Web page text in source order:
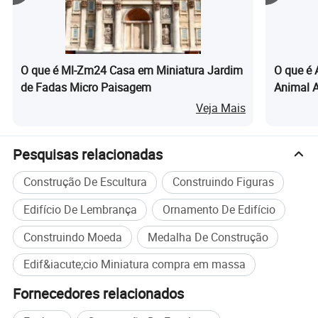
Embalagem e envio
O que é Ml-Zm24 Casa em Miniatura Jardim
de Fadas Micro Paisagem
Veja Mais
O que é
Animal
Pesquisas relacionadas
Construção De Escultura
Construindo Figuras
Edifício De Lembrança
Ornamento De Edifício
Construindo Moeda
Medalha De Construção
Edif&iacute;cio Miniatura compra em massa
Fornecedores relacionados